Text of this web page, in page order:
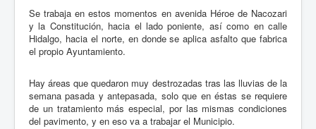
Se trabaja en estos momentos en avenida Héroe de Nacozari
y la Constitución, hacia el lado poniente, así como en calle
Hidalgo, hacia el norte, en donde se aplica asfalto que fabrica
el propio Ayuntamiento.
Hay áreas que quedaron muy destrozadas tras las lluvias de la
semana pasada y antepasada, solo que en éstas se requiere
de un tratamiento más especial, por las mismas condiciones
del pavimento, y en eso va a trabajar el Municipio.